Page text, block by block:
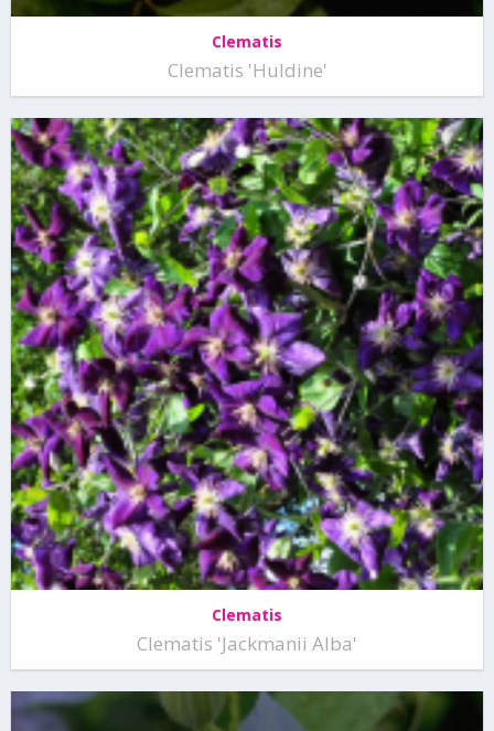
Clematis
Clematis 'Huldine'
Clematis
Clematis 'Jackmanii Alba'